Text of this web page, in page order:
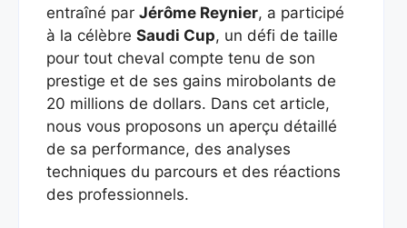
entraîné par Jérôme Reynier, a participé
à la célèbre Saudi Cup, un défi de taille
pour tout cheval compte tenu de son
prestige et de ses gains mirobolants de
20 millions de dollars. Dans cet article,
nous vous proposons un aperçu détaillé
de sa performance, des analyses
techniques du parcours et des réactions
des professionnels.